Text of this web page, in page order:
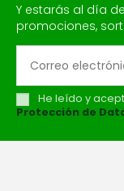
Y estarás al día
promociones,
He leído y
Protección de